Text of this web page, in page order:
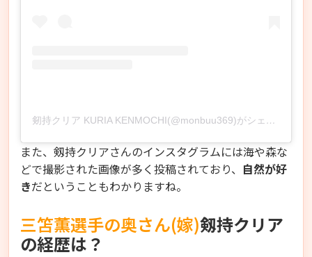
剱持クリア KURIA KENMOCHI(@monbuu369)がシェアした投稿
また、剱持クリアさんのインスタグラムには海や森な
どで撮影された画像が多く投稿されており、 自然が好
きだということもわかりますね。
三笘薫選手の奥さん(嫁)剱持クリア
の経歴は？